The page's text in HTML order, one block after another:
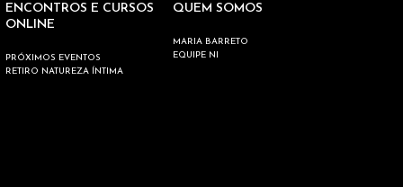
ENCONTROS E CURSOS
ONLINE
PRÓXIMOS EVENTOS
RETIRO NATUREZA ÍNTIMA
QUEM SOMOS
MARIA BARRETO
EQUIPE NI